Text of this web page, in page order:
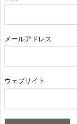
メールアドレス
ウェブサイト